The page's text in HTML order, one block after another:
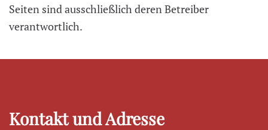
Seiten sind ausschließlich deren Betreiber
verantwortlich.
Kontakt und Adresse